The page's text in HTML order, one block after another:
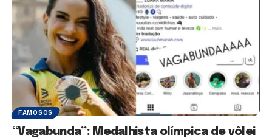
FAMOSOS
“Vagabunda”: Medalhista olímpica de vôlei